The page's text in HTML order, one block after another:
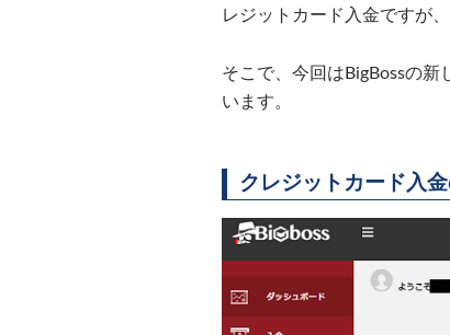
レジットカード入金ですが
そこで、今回はBigBossの
います。
クレジットカード入